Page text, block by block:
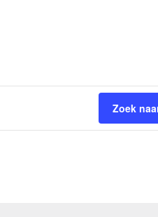
Zoek